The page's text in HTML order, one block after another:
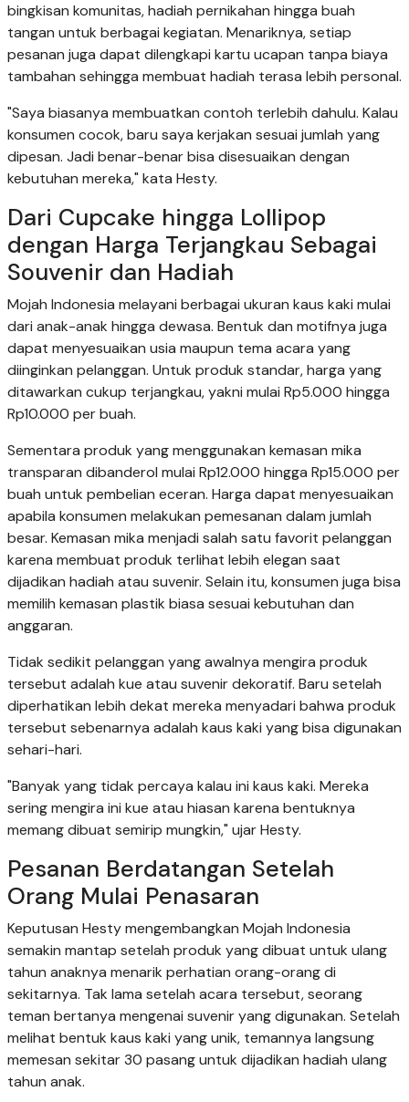
bingkisan komunitas, hadiah pernikahan hingga buah
tangan untuk berbagai kegiatan. Menariknya, setiap
pesanan juga dapat dilengkapi kartu ucapan tanpa biaya
tambahan sehingga membuat hadiah terasa lebih personal.
"Saya biasanya membuatkan contoh terlebih dahulu. Kalau
konsumen cocok, baru saya kerjakan sesuai jumlah yang
dipesan. Jadi benar-benar bisa disesuaikan dengan
kebutuhan mereka," kata Hesty.
Dari Cupcake hingga Lollipop
dengan Harga Terjangkau Sebagai
Souvenir dan Hadiah
Mojah Indonesia melayani berbagai ukuran kaus kaki mulai
dari anak-anak hingga dewasa. Bentuk dan motifnya juga
dapat menyesuaikan usia maupun tema acara yang
diinginkan pelanggan. Untuk produk standar, harga yang
ditawarkan cukup terjangkau, yakni mulai Rp5.000 hingga
Rp10.000 per buah.
Sementara produk yang menggunakan kemasan mika
transparan dibanderol mulai Rp12.000 hingga Rp15.000 per
buah untuk pembelian eceran. Harga dapat menyesuaikan
apabila konsumen melakukan pemesanan dalam jumlah
besar. Kemasan mika menjadi salah satu favorit pelanggan
karena membuat produk terlihat lebih elegan saat
dijadikan hadiah atau suvenir. Selain itu, konsumen juga bisa
memilih kemasan plastik biasa sesuai kebutuhan dan
anggaran.
Tidak sedikit pelanggan yang awalnya mengira produk
tersebut adalah kue atau suvenir dekoratif. Baru setelah
diperhatikan lebih dekat mereka menyadari bahwa produk
tersebut sebenarnya adalah kaus kaki yang bisa digunakan
sehari-hari.
"Banyak yang tidak percaya kalau ini kaus kaki. Mereka
sering mengira ini kue atau hiasan karena bentuknya
memang dibuat semirip mungkin," ujar Hesty.
Pesanan Berdatangan Setelah
Orang Mulai Penasaran
Keputusan Hesty mengembangkan Mojah Indonesia
semakin mantap setelah produk yang dibuat untuk ulang
tahun anaknya menarik perhatian orang-orang di
sekitarnya. Tak lama setelah acara tersebut, seorang
teman bertanya mengenai suvenir yang digunakan. Setelah
melihat bentuk kaus kaki yang unik, temannya langsung
memesan sekitar 30 pasang untuk dijadikan hadiah ulang
tahun anak.